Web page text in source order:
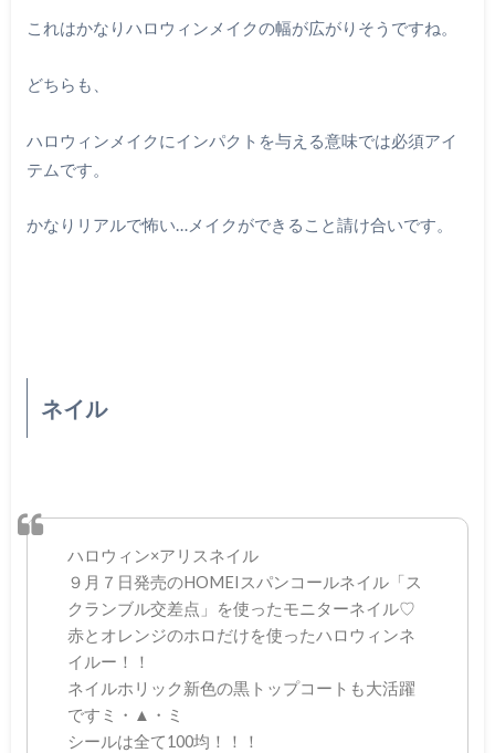
これはかなりハロウィンメイクの幅が広がりそうですね。
どちらも、
ハロウィンメイクにインパクトを与える意味では必須アイ
テムです。
かなりリアルで怖い…メイクができること請け合いです。
ネイル
ハロウィン×アリスネイル
９月７日発売のHOMEIスパンコールネイル「ス
クランブル交差点」を使ったモニターネイル♡
赤とオレンジのホロだけを使ったハロウィンネ
イルー！！
ネイルホリック新色の黒トップコートも大活躍
ですミ・▲・ミ
シールは全て100均！！！